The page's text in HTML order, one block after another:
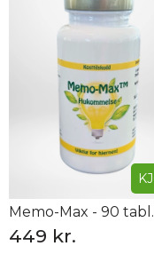
449 kr.